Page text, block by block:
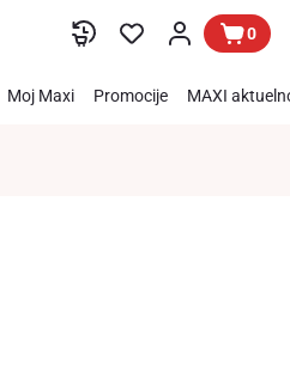
0
Moj Maxi Promocije MAXI